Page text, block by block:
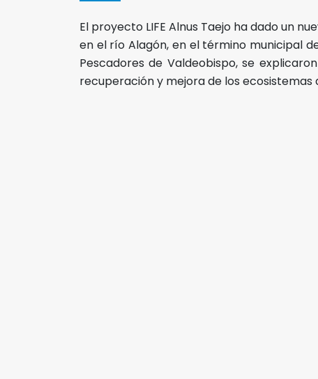
El proyecto LIFE Alnus Taejo ha dado un
en el río Alagón, en el término municipal
Pescadores de Valdeobispo, se
recuperación y mejora de los ecosistemas